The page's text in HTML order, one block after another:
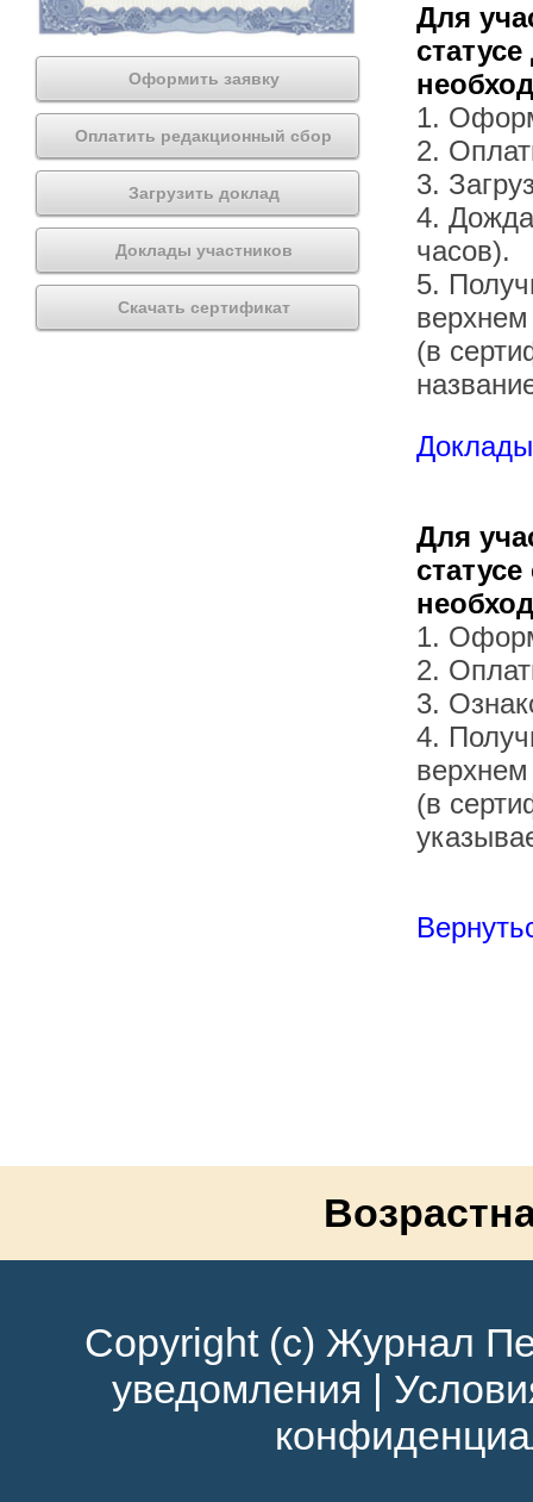
Оформить заявку
Оплатить редакционный сбор
Загрузить доклад
Доклады участников
Скачать сертификат
Для
1.
2.
3.
4.
часов).
5.
(в
Для
1.
2.
3.
4.
(в
Copyright (c) Журнал
уведомления |